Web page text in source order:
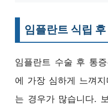
임플란트 식립
임플란트 수술 후 통
에 가장 심하게 느껴
는 경우가 많습니다.